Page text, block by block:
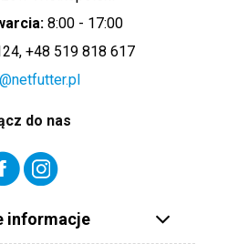
8:00 - 17:00
+48 519 818 617
do nas
informacje